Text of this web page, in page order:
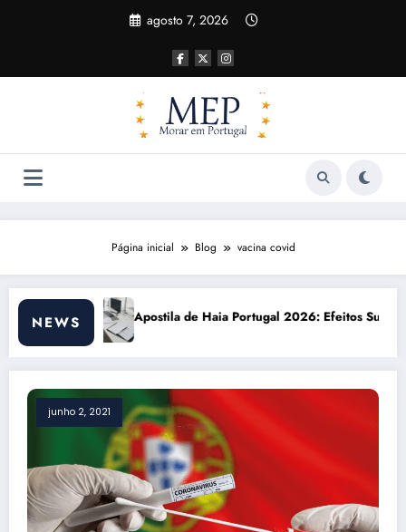
agosto 7, 2026
Página inicial Blog vacina covid
NEWS
2026: Efeitos Surpreendentes e OportunidadesCusto de vida em
junho 2, 2021